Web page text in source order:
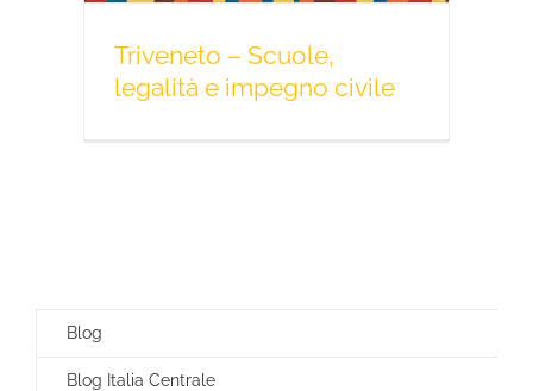
Triveneto – Scuole,
legalità e impegno civile
Blog
Blog Italia Centrale